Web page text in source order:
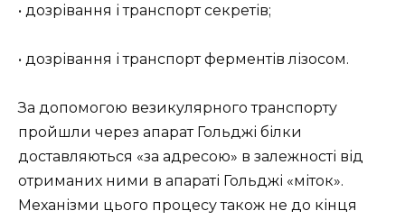
• дозрівання і транспорт секретів;
• дозрівання і транспорт ферментів лізосом.
За допомогою везикулярного транспорту
пройшли через апарат Гольджі білки
доставляються «за адресою» в залежності від
отриманих ними в апараті Гольджі «міток».
Механізми цього процесу також не до кінця